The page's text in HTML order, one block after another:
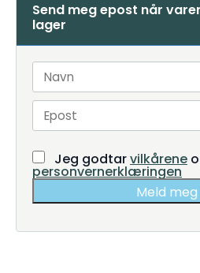
Send meg epost når
lager
Jeg godtarvilkårene
personvernerklæringen
Meld